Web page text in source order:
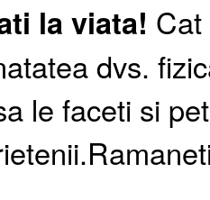
la viata!
dvs.
le faceti si